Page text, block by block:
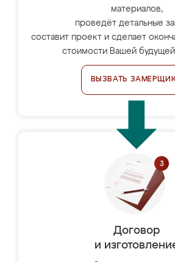
материалов,
проведёт детальные
составит проект и сделает
стоимости Вашей
ВЫЗВАТЬ
Договор
и